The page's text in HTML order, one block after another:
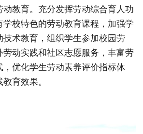
教育。充分发挥劳动综合育人功
校特色的劳动教育课程，加强学
术教育，组织学生参加校园劳
动实践和社区志愿服务，丰富劳
，优化学生劳动素养评价指标体
育效果。